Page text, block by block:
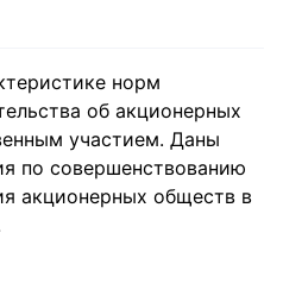
норм
об акционерных
участием. Даны
по совершенствованию
акционерных обществ в